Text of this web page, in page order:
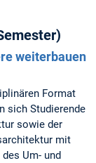
weiterbauen
Format
sich Studierende
sowie der
mit
Um- und